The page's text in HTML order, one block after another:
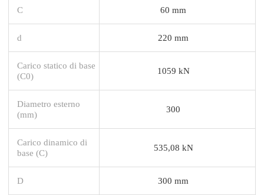
C 60 mm
d 220 mm
Carico statico di base
(C0)
1059 kN
Diametro esterno
(mm)
300
Carico dinamico di
base (C)
535,08 kN
D 300 mm